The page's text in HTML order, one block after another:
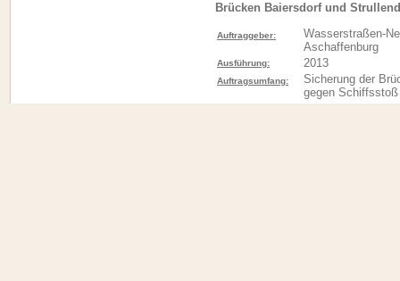
Brücken Baiersdorf und
Auftraggeber:
Wasserstraßen-
Aschaffenburg
Ausführung: 2013
Auftragsumfang:
Sicherung der
gegen Schiffsstoß